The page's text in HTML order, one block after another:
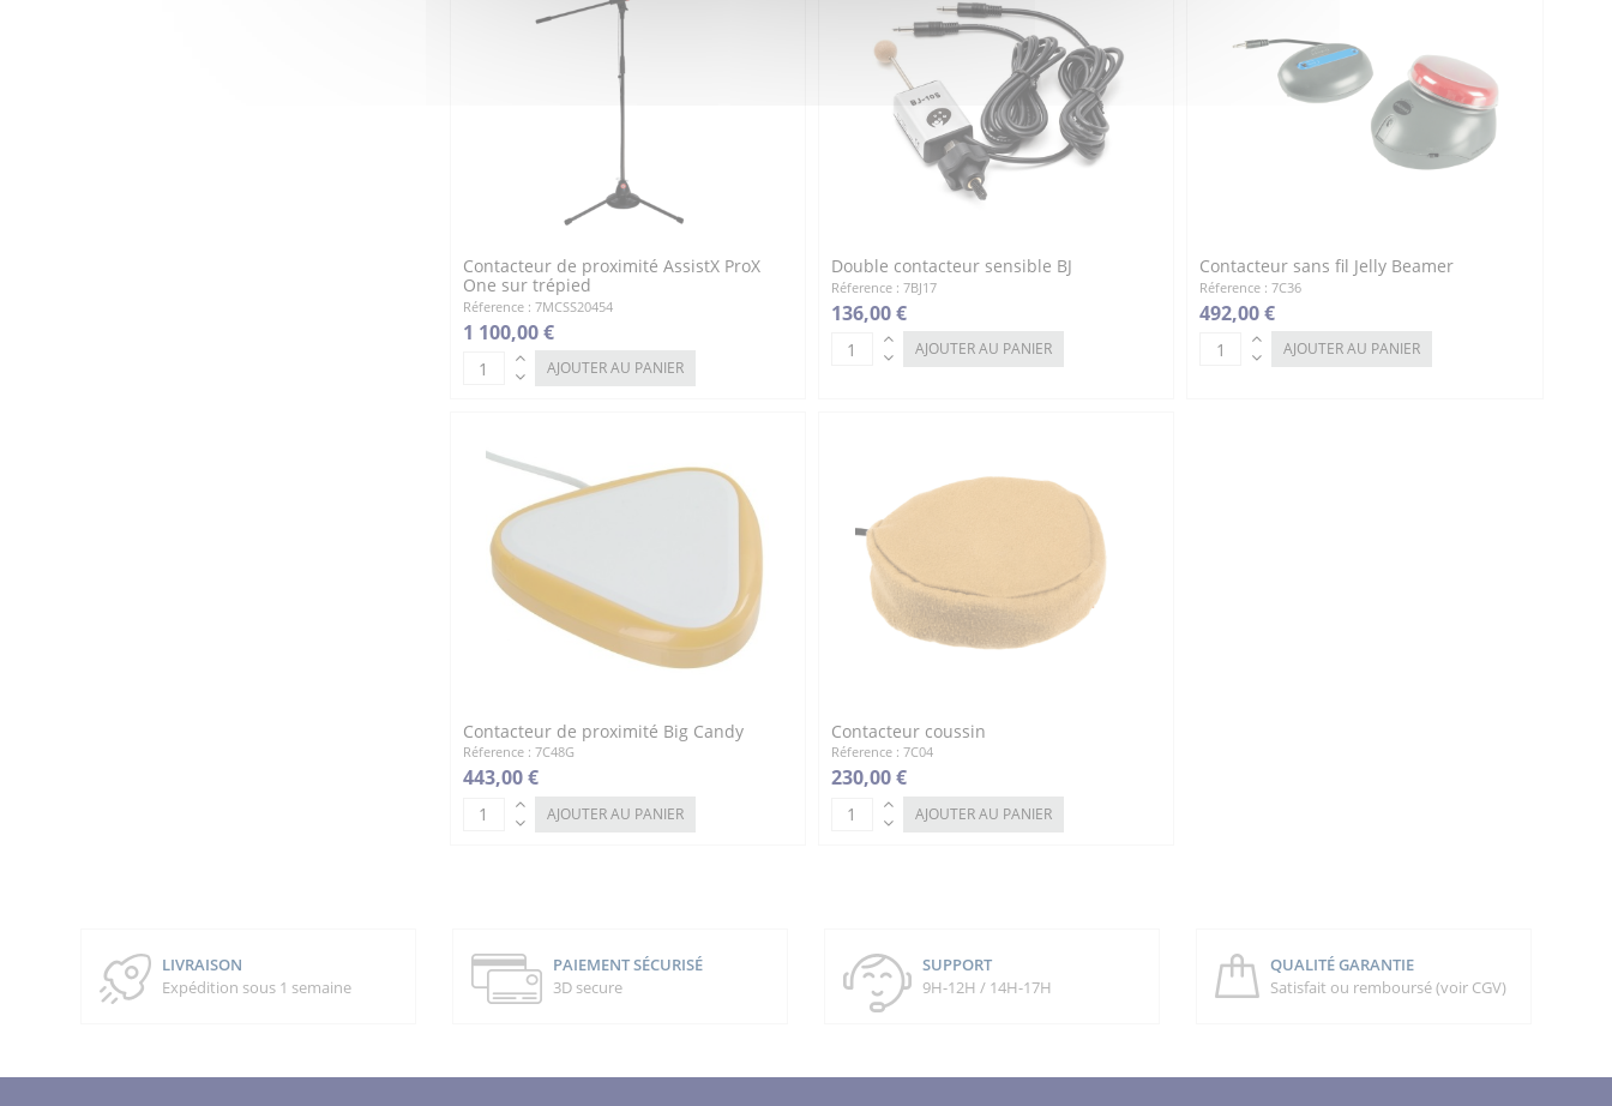
Contacteur de proximité AssistX ProX
One sur trépied
Réference : 7MCSS20454
1 100,00 €
AJOUTER AU PANIER
Double contacteur sensible BJ
Réference : 7BJ17
136,00 €
AJOUTER AU PANIER
Contacteur sans fil Jelly Beamer
Réference : 7C36
492,00 €
AJOUTER AU PANIER
Contacteur de proximité Big Candy
Réference : 7C48G
443,00 €
AJOUTER AU PANIER
Contacteur coussin
Réference : 7C04
230,00 €
AJOUTER AU PANIER
LIVRAISON
Expédition sous 1 semaine
PAIEMENT SÉCURISÉ
3D secure
SUPPORT
9H-12H / 14H-17H
QUALITÉ GARANTIE
Satisfait ou remboursé (voir CGV)